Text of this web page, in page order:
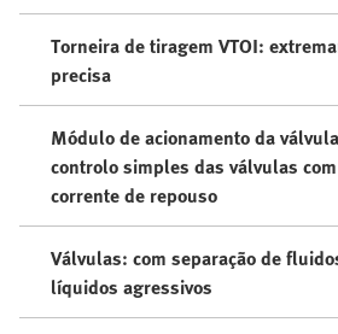
Torneira de tiragem VTOI:
precisa
Módulo de acionamento da
controlo simples das válvulas
corrente de repouso
Válvulas: com separação de
líquidos agressivos